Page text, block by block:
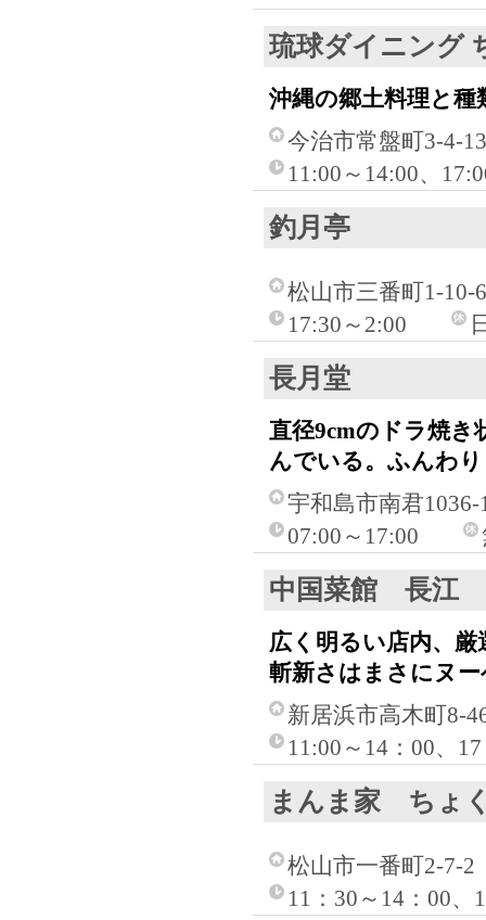
琉球ダイニング
沖縄の郷土料理と種
今治市常盤町3-4-
11:00～14:00、
釣月亭
松山市三番町1-10-
17:30～2:00
長月堂
直径9cmのドラ焼
んでいる。ふんわ
宇和島市南君
07:00～17:00
中国菜館 長江
広く明るい店内、
斬新さはまさにヌ
新居浜市高木町8-
11:00～14：00、
まんま家 ちょ
松山市一番町2-7-2
11：30～14：00